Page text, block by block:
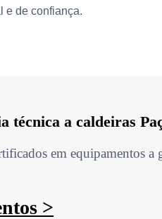
e de confiança.
técnica a caldeiras
em equipamentos a
>